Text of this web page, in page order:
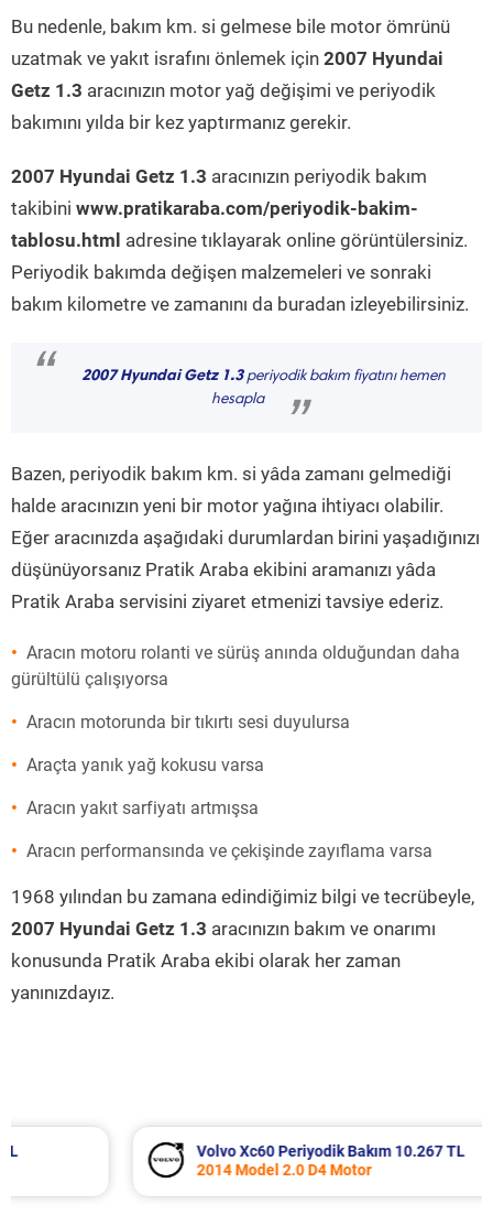
Bu nedenle, bakım km. si gelmese bile motor ömrünü
uzatmak ve yakıt israfını önlemek için 2007 Hyundai
Getz 1.3 aracınızın motor yağ değişimi ve periyodik
bakımını yılda bir kez yaptırmanız gerekir.
2007 Hyundai Getz 1.3 aracınızın periyodik bakım
takibini www.pratikaraba.com/periyodik-bakim-
tablosu.html adresine tıklayarak online görüntülersiniz.
Periyodik bakımda değişen malzemeleri ve sonraki
bakım kilometre ve zamanını da buradan izleyebilirsiniz.
“ 2007 Hyundai Getz 1.3periyodik bakım fiyatını hemen
hesapla
”
Bazen, periyodik bakım km. si yâda zamanı gelmediği
halde aracınızın yeni bir motor yağına ihtiyacı olabilir.
Eğer aracınızda aşağıdaki durumlardan birini yaşadığınızı
düşünüyorsanız Pratik Araba ekibini aramanızı yâda
Pratik Araba servisini ziyaret etmenizi tavsiye ederiz.
Aracın motoru rolanti ve sürüş anında olduğundan daha
gürültülü çalışıyorsa
Aracın motorunda bir tıkırtı sesi duyulursa
Araçta yanık yağ kokusu varsa
Aracın yakıt sarfiyatı artmışsa
Aracın performansında ve çekişinde zayıflama varsa
1968 yılından bu zamana edindiğimiz bilgi ve tecrübeyle,
2007 Hyundai Getz 1.3 aracınızın bakım ve onarımı
konusunda Pratik Araba ekibi olarak her zaman
yanınızdayız.
Volvo Xc60 Periyodik Bakım 10.267 TL
2014 Model 2.0 D4 Motor